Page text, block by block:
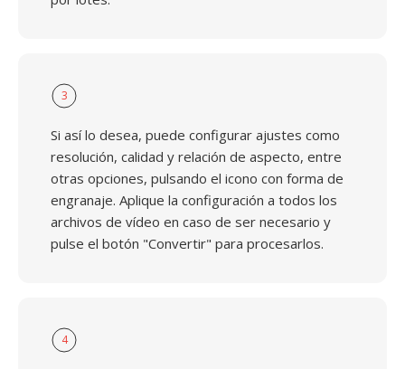
3
Si así lo desea, puede configurar ajustes como
resolución, calidad y relación de aspecto, entre
otras opciones, pulsando el icono con forma de
engranaje. Aplique la configuración a todos los
archivos de vídeo en caso de ser necesario y
pulse el botón "Convertir" para procesarlos.
4